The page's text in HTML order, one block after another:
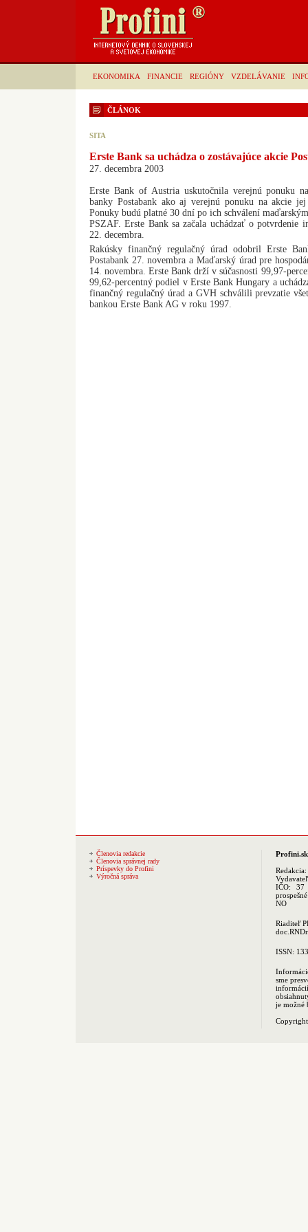
EKONOMIKA FINANCIE REGIÓNY VZDELÁVANIE
ČLÁNOK
SITA
Erste Bank sa uchádza o zostávajúce akcie
27. decembra 2003
Erste Bank of Austria uskutočnila verejnú ponuku
banky Postabank ako aj verejnú ponuku na akcie
Ponuky budú platné 30 dní po ich schválení
PSZAF. Erste Bank sa začala uchádzať o potvrdenie
22. decembra.
Rakúsky finančný regulačný úrad odobril Erste
Postabank 27. novembra a Maďarský úrad pre
14. novembra. Erste Bank drží v súčasnosti 99,97-
99,62-percentný podiel v Erste Bank Hungary a
finančný regulačný úrad a GVH schválili prevzatie
bankou Erste Bank AG v roku 1997.
Členovia redakcie
Členovia správnej rady
Príspevky do Profini
Výročná správa
Profini.sk
Redakcia:
IČO: 37
NO
Riaditeľ
ISSN:
sme
je možné